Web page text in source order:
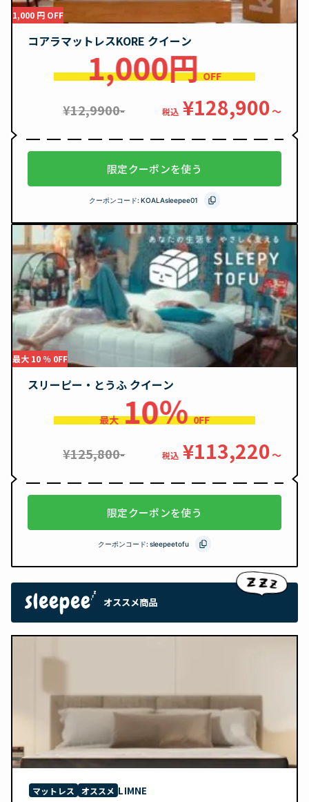
1,000 円 OFF
コアラマットレスKORE クイーン
1,000円 OFF
¥12,9900- 税込 ¥128,900〜
限定クーポンを使う
クーポンコード: KOALAsleepee01
最大 10 ％ 0FF
スリーピー・とうふ クイーン
最大 10％ 0FF
¥125,800- 税込 ¥113,220〜
限定クーポンを使う
クーポンコード: sleepeetofu
オススメ商品
マットレス オススメ LIMNE